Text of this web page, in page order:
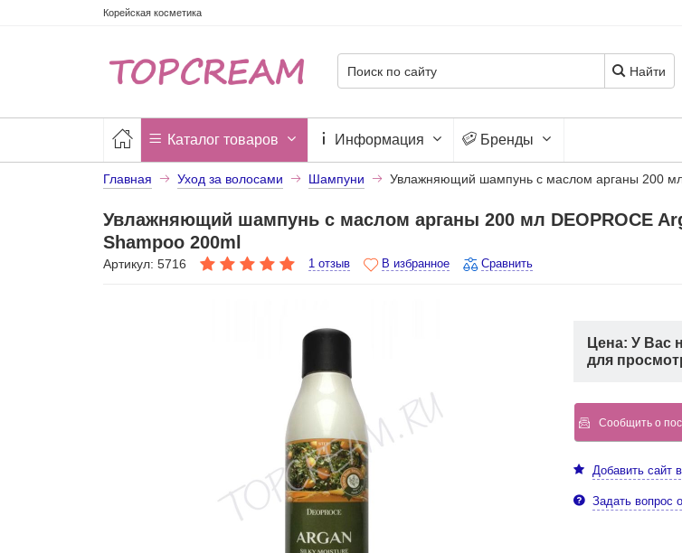
Корейская косметика
Найти
Каталог товаров Информация Бренды
Главная Уход за волосами Шампуни Увлажняющий шампунь с маслом арганы 200
Увлажняющий шампунь с маслом арганы 200 мл DEOPROCE
Shampoo 200ml
Артикул: 5716 1 отзыв В избранное Сравнить
Цена: У Вас
для
Сообщить о
Добавить сайт
Задать вопрос